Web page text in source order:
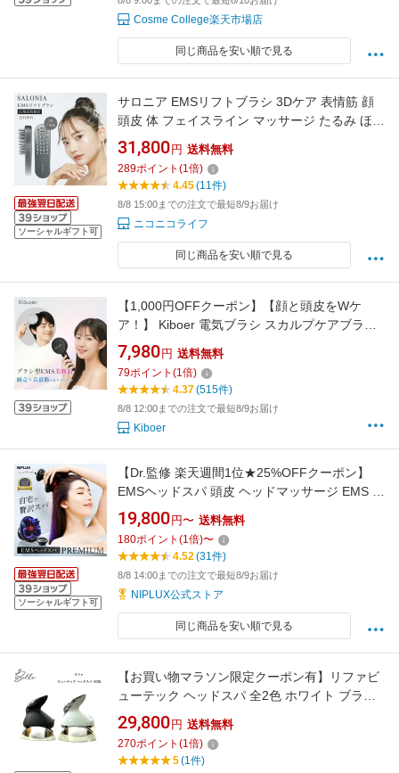
Cosme College楽天市場店
同じ商品を安い順で見る
ソーシャルギフト可
サロニア EMSリフトブラシ 3Dケア 表情筋 顔
頭皮 体 フェイスライン マッサージ たるみ ほう
れい線 美顔器 グッズ リフトアップ ピン ems
足 肩こり 口角
31,800 円 送料無料
289ポイント (1倍)
4.45(11件)
8/8 15:00までの注文で最短8/9お届け
ニコニコライフ
同じ商品を安い順で見る
【1,000円OFFクーポン】【顔と頭皮をWケ
ア！】 Kiboer 電気ブラシ スカルプケアブラシ
電動頭皮ブラシ 美顔器 ems 頭皮ケアブラシ 頭
筋リフトブラシ EMSブラシ 美容 頭皮ケア フェ
イスケア EMS RF EP ems美顔器 ヘアケア 表情
筋ケア 母の日 ホワイトデー プレゼント
7,980 円 送料無料
79ポイント (1倍)
4.37(515件)
8/8 12:00までの注文で最短8/9お届け
Kiboer
ソーシャルギフト可
【Dr.監修 楽天週間1位★25%OFFクーポン】
EMSヘッドスパ 頭皮 ヘッドマッサージ EMS 高
輝度LED ボディアタッチメント NIPLUX EMS
HEAD SPA PREMIUM 頭皮 ヘッド マッサージ
美顔器 ボディ マッサージ 電動頭皮ブラシ 頭皮
ケア 2026 女性 男性
19,800 円〜 送料無料
180ポイント (1倍)〜
4.52(31件)
8/8 14:00までの注文で最短8/9お届け
NIPLUX公式ストア
同じ商品を安い順で見る
【お買い物マラソン限定クーポン有】リファビ
ューテック ヘッドスパ 全2色 ホワイト ブラッ
ク サロン専売品 送料無料 Refa りふぁ MTG エ
ムティージー スカルプ 頭皮ケア 頭皮マッサー
ジ
29,800 円 送料無料
270ポイント (1倍)
5(1件)